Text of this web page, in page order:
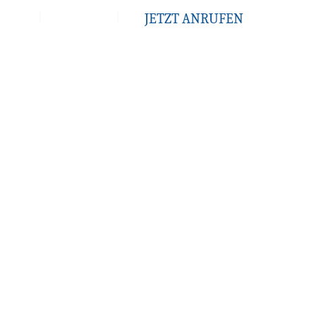
JETZT ANRUFEN